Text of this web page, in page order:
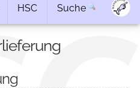
HSC Suche